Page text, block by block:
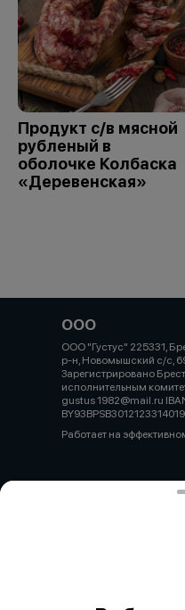
Продукт с/в мясной
рубленый в
оболочке Колбаска
«Деревенская»
ООО
ООО "Густус" 225331,
р-н, Новомышский с/с,
Зарегистрировано
исполнительным
gustus 1982@mail.ru
Работает на